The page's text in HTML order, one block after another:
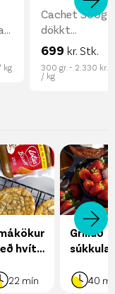
kg
Cachet 300g
dökkt
súkkulaði
699 kr. Stk.
300 gr. - 2.330 kr.
/ kg
hvítu
22 mín
Grilluð
40